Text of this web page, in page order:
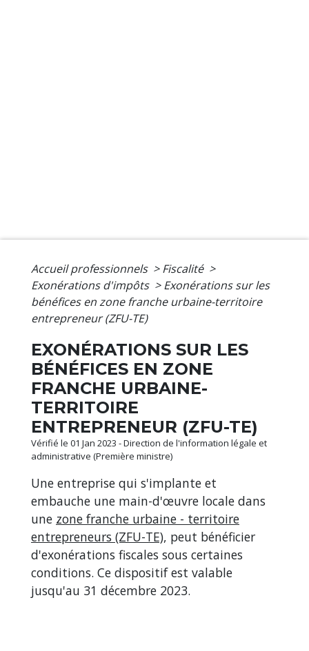
Accueil professionnels > Fiscalité >
Exonérations d'impôts > Exonérations sur les
bénéfices en zone franche urbaine-territoire
entrepreneur (ZFU-TE)
EXONÉRATIONS SUR LES
BÉNÉFICES EN ZONE
FRANCHE URBAINE-
TERRITOIRE
ENTREPRENEUR (ZFU-TE)
Vérifié le 01 Jan 2023 - Direction de l'information légale et
administrative (Première ministre)
Une entreprise qui s'implante et
embauche une main-d'œuvre locale dans
une zone franche urbaine - territoire
entrepreneurs (ZFU-TE), peut bénéficier
d'exonérations fiscales sous certaines
conditions. Ce dispositif est valable
jusqu'au 31 décembre 2023.